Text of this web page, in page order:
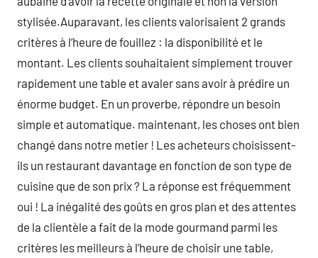
stylisée.Auparavant, les clients valorisaient 2 grands
critères à l’heure de fouillez : la disponibilité et le
montant. Les clients souhaitaient simplement trouver
rapidement une table et avaler sans avoir à prédire un
énorme budget. En un proverbe, répondre un besoin
simple et automatique. maintenant, les choses ont bien
changé dans notre metier ! Les acheteurs choisissent-
ils un restaurant davantage en fonction de son type de
cuisine que de son prix ? La réponse est fréquemment
oui ! La inégalité des goûts en gros plan et des attentes
de la clientèle a fait de la mode gourmand parmi les
critères les meilleurs à l’heure de choisir une table,